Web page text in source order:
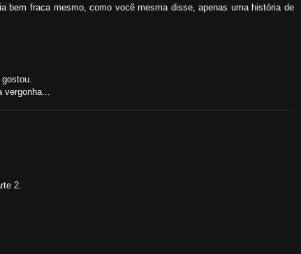
bem fraca mesmo, como você mesma disse, apenas uma história de
2.